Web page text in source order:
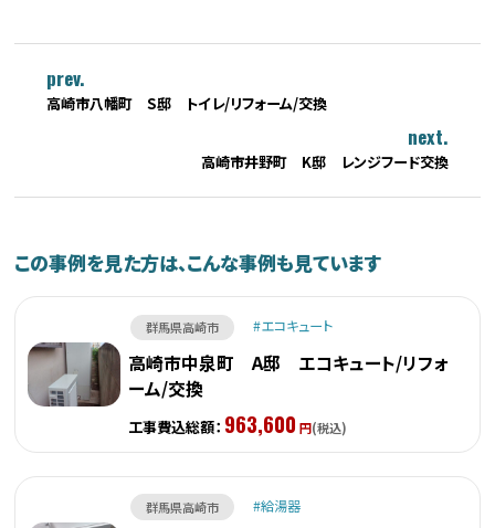
prev.
高崎市八幡町 S邸 トイレ/リフォーム/交換
next.
高崎市井野町 K邸 レンジフード交換
この事例を見た方は、こんな事例も見ています
群馬県高崎市 エコキュート
高崎市中泉町 A邸 エコキュート/リフォ
ーム/交換
工事費込総額： 963,600 円(税込)
群馬県高崎市 給湯器